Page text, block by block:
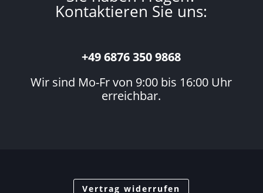
Kontaktieren Sie uns:
+49 6876 350 9868
Wir sind Mo-Fr von 9:00 bis 16:00 Uhr
erreichbar.
Vertrag widerrufen